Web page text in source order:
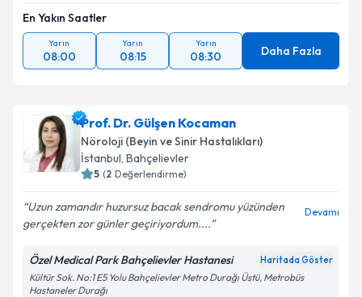
Metni'ni okudum ve kişisel verilerimin belirtilen
kapsamda işlenmesini kabul ediyorum.
Takvim Talebini Gönder
En Yakın Saatler
Yarın
08:00
Yarın
08:15
Yarın
08:30 Daha Fazla
Prof. Dr. Gülşen Kocaman
Nöroloji (Beyin ve Sinir Hastalıkları)
İstanbul, Bahçelievler
5 (2 Değerlendirme)
Uzun zamandır huzursuz bacak sendromu yüzünden
gerçekten zor günler geçiriyordum....
Devamı
Özel Medical Park Bahçelievler Hastanesi Haritada Göster
Kültür Sok. No:1 E5 Yolu Bahçelievler Metro Durağı Üstü, Metrobüs
Hastaneler Durağı